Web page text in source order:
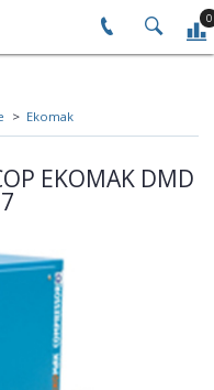
0
Ekomak
EKOMAK DMD